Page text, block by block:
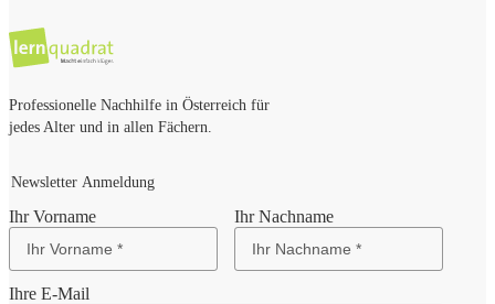
Professionelle Nachhilfe in Österreich für
jedes Alter und in allen Fächern.
Newsletter Anmeldung
Ihr Vorname Ihr Nachname
Ihre E-Mail